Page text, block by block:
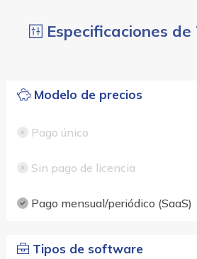
Especificaciones
Modelo de precios
Pago único
Sin pago de licencia
Pago mensual/periódico (SaaS)
Tipos de software